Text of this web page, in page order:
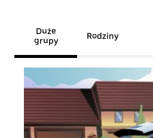
Duże
grupy
Rodziny